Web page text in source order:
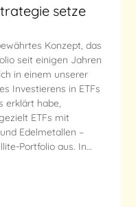
setze
Konzept, das
seit einigen Jahren
in einem unserer
Investierens in ETFs
erklärt habe,
ETFs mit
Edelmetallen –
Portfolio aus. In…